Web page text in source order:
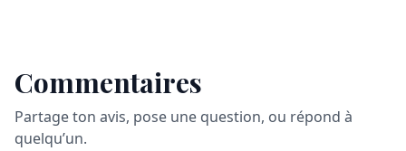
Commentaires
Partage ton avis, pose une question, ou répond à
quelqu’un.